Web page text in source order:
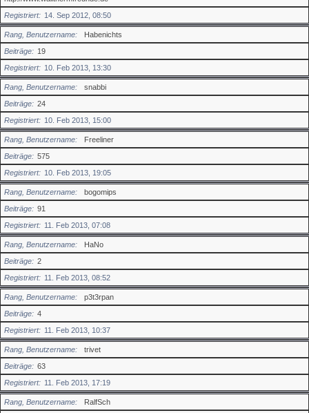
Registriert
14. Sep 2012, 08:50
Rang, Benutzername
Habenichts
Beiträge
19
Registriert
10. Feb 2013, 13:30
Rang, Benutzername
snabbi
Beiträge
24
Registriert
10. Feb 2013, 15:00
Rang, Benutzername
Freeliner
Beiträge
575
Registriert
10. Feb 2013, 19:05
Rang, Benutzername
bogomips
Beiträge
91
Registriert
11. Feb 2013, 07:08
Rang, Benutzername
HaNo
Beiträge
2
Registriert
11. Feb 2013, 08:52
Rang, Benutzername
p3t3rpan
Beiträge
4
Registriert
11. Feb 2013, 10:37
Rang, Benutzername
trivet
Beiträge
63
Registriert
11. Feb 2013, 17:19
Rang, Benutzername
RalfSch